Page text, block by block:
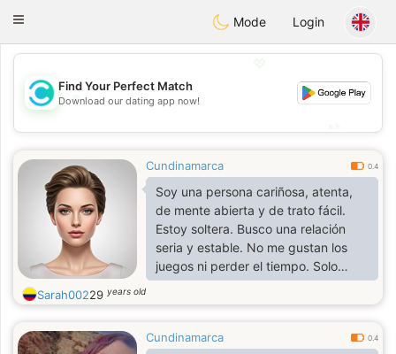
olombiaCitas
Toggle
Mode Login
💖
💕
Find Your Perfect Match
Download our dating app now!
Cundinamarca 0.4
Soy una persona cariñosa, atenta,
de mente abierta y de trato fácil.
Estoy soltera. Busco una relación
seria y estable. No me gustan los
juegos ni perder el tiempo. Solo
quiero un hombre que me apoye y
luchemos juntos.
Sarah00229 years old
Cundinamarca 0.4